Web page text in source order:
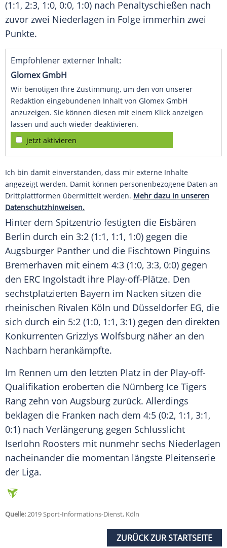
(1:1, 2:3, 1:0, 0:0, 1:0) nach Penaltyschießen nach
zuvor zwei Niederlagen in Folge immerhin zwei
Punkte.
Empfohlener externer Inhalt:
Glomex GmbH
Wir benötigen Ihre Zustimmung, um den von unserer
Redaktion eingebundenen Inhalt von Glomex GmbH
anzuzeigen. Sie können diesen mit einem Klick anzeigen
lassen und auch wieder deaktivieren.
jetzt aktivieren
Ich bin damit einverstanden, dass mir externe Inhalte
angezeigt werden. Damit können personenbezogene Daten an
Drittplattformen übermittelt werden. Mehr dazu in unseren
Datenschutzhinweisen.
Hinter dem Spitzentrio festigten die Eisbären
Berlin durch ein 3:2 (1:1, 1:1, 1:0) gegen die
Augsburger Panther und die Fischtown Pinguins
Bremerhaven mit einem 4:3 (1:0, 3:3, 0:0) gegen
den ERC Ingolstadt ihre Play-off-Plätze. Den
sechstplatzierten Bayern im Nacken sitzen die
rheinischen Rivalen Köln und Düsseldorfer EG, die
sich durch ein 5:2 (1:0, 1:1, 3:1) gegen den direkten
Konkurrenten Grizzlys Wolfsburg näher an den
Nachbarn herankämpfte.
Im Rennen um den letzten Platz in der Play-off-
Qualifikation eroberten die Nürnberg Ice Tigers
Rang zehn von Augsburg zurück. Allerdings
beklagen die Franken nach dem 4:5 (0:2, 1:1, 3:1,
0:1) nach Verlängerung gegen Schlusslicht
Iserlohn Roosters mit nunmehr sechs Niederlagen
nacheinander die momentan längste Pleitenserie
der Liga.
Quelle:2019 Sport-Informations-Dienst, Köln
ZURÜCK ZUR STARTSEITE